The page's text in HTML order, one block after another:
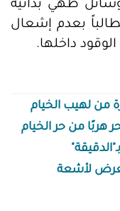
طهي بدائية
بعدم إشعال
داخلها.
من لهيب الخيام
هربًا من حر الخيام
لأشعة